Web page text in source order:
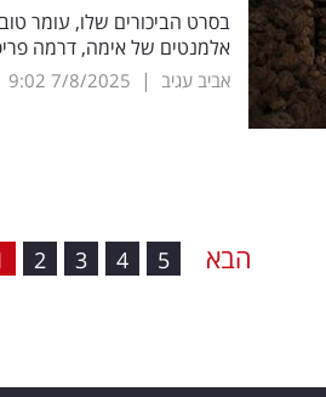
בסרט הביכורים שלו, עומר
אלמנטים של אימה, דרמה
אביב עגיב |
7/8/2025
9:02
2 3 4 5 הבא